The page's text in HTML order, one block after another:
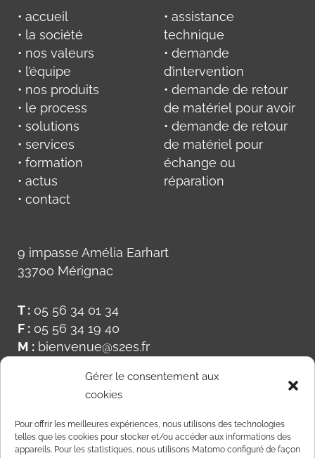
Gérer le consentement aux
cookies
Pour offrir les meilleures expériences, nous utilisons des technologies
telles que les cookies pour stocker et/ou accéder aux informations des
appareils. Pour les statistiques, nous utilisons Matomo configuré de façon
• accueil
• la société
• nos valeurs
• l’équipe
• nos produits
• le process
• solutions
• services
• formation
• actus
• contact
• assistance
technique
• demande
d’intervention
• demande de retour
de matériel pour avoir
• demande de retour
de matériel pour
échange ou
réparation
9 impasse Amélia Earhart
33700 Mérignac
T : 05 56 34 01 34
F : 05 56 34 19 40
M : bienvenue@s2es.fr